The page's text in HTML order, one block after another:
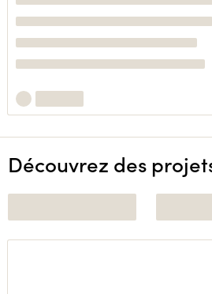
Découvrez des